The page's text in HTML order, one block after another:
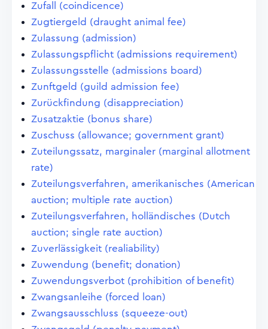
Zufall (coindicence)
Zugtiergeld (draught animal fee)
Zulassung (admission)
Zulassungspflicht (admissions requirement)
Zulassungsstelle (admissions board)
Zunftgeld (guild admission fee)
Zurückfindung (disappreciation)
Zusatzaktie (bonus share)
Zuschuss (allowance; government grant)
Zuteilungssatz, marginaler (marginal allotment
rate)
Zuteilungsverfahren, amerikanisches (American
auction; multiple rate auction)
Zuteilungsverfahren, holländisches (Dutch
auction; single rate auction)
Zuverlässigkeit (realiability)
Zuwendung (benefit; donation)
Zuwendungsverbot (prohibition of benefit)
Zwangsanleihe (forced loan)
Zwangsausschluss (squeeze-out)